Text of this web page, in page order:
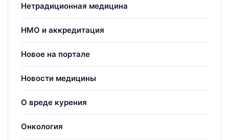
Нетрадиционная медицина
НМО и аккредитация
Новое на портале
Новости медицины
О вреде курения
Онкология